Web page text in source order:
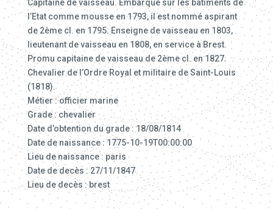
Capitaine de vaisseau. Embarqué sur les bâtiments de
l’Etat comme mousse en 1793, il est nommé aspirant
de 2ème cl. en 1795. Enseigne de vaisseau en 1803,
lieutenant de vaisseau en 1808, en service à Brest.
Promu capitaine de vaisseau de 2ème cl. en 1827.
Chevalier de l’Ordre Royal et militaire de Saint-Louis
(1818).
Métier : officier marine
Grade : chevalier
Date d’obtention du grade : 18/08/1814
Date de naissance : 1775-10-19T00:00:00
Lieu de naissance : paris
Date de decès : 27/11/1847
Lieu de decès : brest